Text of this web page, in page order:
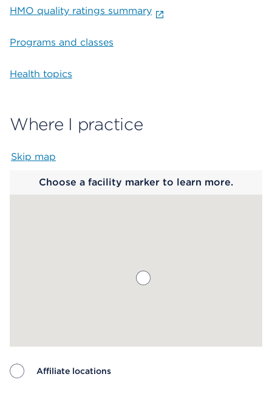
HMO quality ratings summary
Programs and classes
Health topics
Where I practice
Skip map
Choose a facility marker to learn more.
Affiliate locations